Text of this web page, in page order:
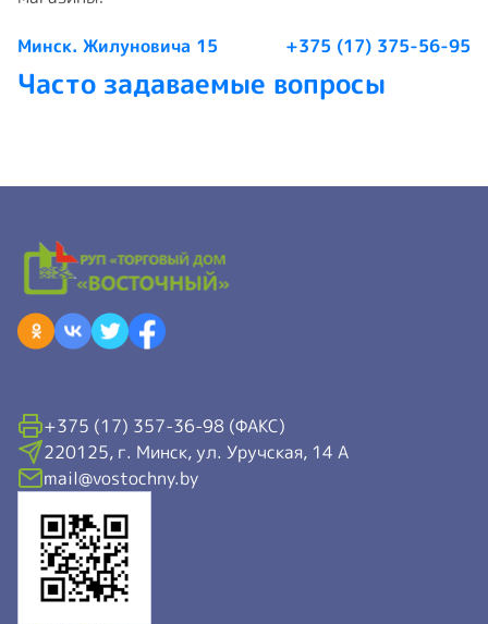
Минск. Жилуновича 15 +375 (17) 375-56-95
Часто задаваемые вопросы
+375 (17) 357-36-98 (ФАКС)
220125, г. Минск, ул. Уручская, 14 А
mail@vostochny.by